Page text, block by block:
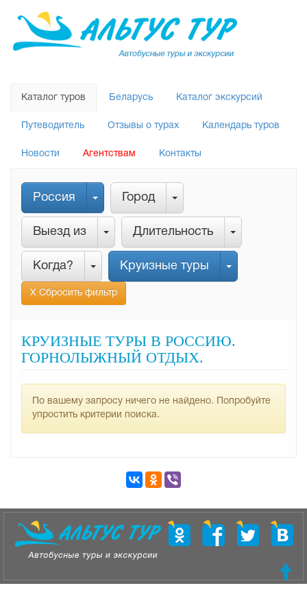
Каталог туров Беларусь Каталог экскурсий
Путеводитель Отзывы о турах Календарь туров
Новости Агентствам Контакты
Россия Город
Выезд из Длительность
Когда? Круизные туры
Х Сбросить фильтр
КРУИЗНЫЕ ТУРЫ В РОССИЮ.
ГОРНОЛЫЖНЫЙ ОТДЫХ.
По вашему запросу ничего не найдено. Попробуйте
упростить критерии поиска.